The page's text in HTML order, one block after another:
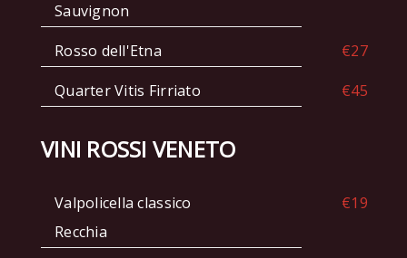
Sauvignon
Rosso dell'Etna
€27
Quarter Vitis Firriato
€45
VINI ROSSI VENETO
Valpolicella classico
Recchia
€19